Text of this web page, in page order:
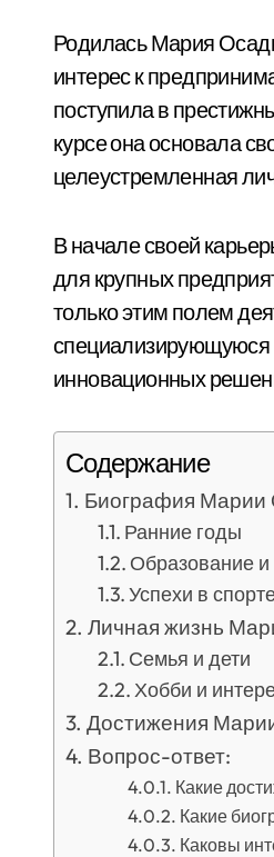
Родилась Мария
интерес к
поступила в
курсе она основала
целеустремленная
В начале своей
для крупных
только этим полем
специализирующуюся
инновационных
Содержание
Биография Марии
Ранние годы
Образование и
Успехи в
Личная жизнь
Семья и дети
Хобби и
Достижения
Вопрос-ответ:
Какие
Какие
Каковы